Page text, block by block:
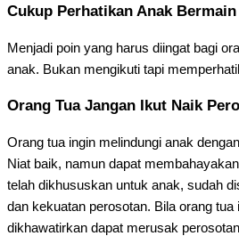
Cukup Perhatikan Anak Bermain
Menjadi poin yang harus diingat bagi
anak. Bukan mengikuti tapi
Orang Tua Jangan Ikut Naik
Orang tua ingin melindungi anak
Niat baik, namun dapat
telah dikhususkan untuk anak, sudah
dan kekuatan perosotan. Bila orang tua
dikhawatirkan dapat merusak